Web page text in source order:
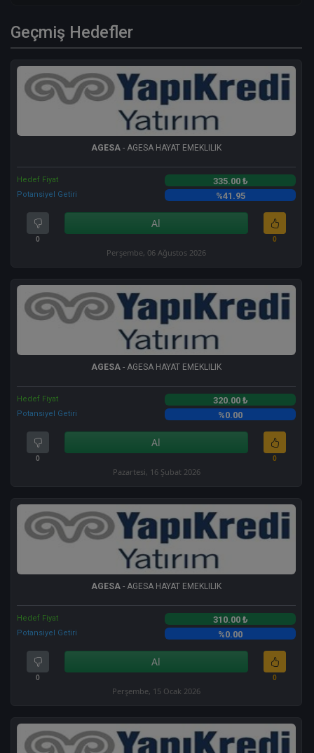
Geçmiş Hedefler
AGESA - AGESA HAYAT EMEKLILIK
Hedef Fiyat 335.00 ₺
Potansiyel Getiri %41.95
0
Al
0
Perşembe, 06 Ağustos 2026
AGESA - AGESA HAYAT EMEKLILIK
Hedef Fiyat 320.00 ₺
Potansiyel Getiri %0.00
0
Al
0
Pazartesi, 16 Şubat 2026
AGESA - AGESA HAYAT EMEKLILIK
Hedef Fiyat 310.00 ₺
Potansiyel Getiri %0.00
0
Al
0
Perşembe, 15 Ocak 2026